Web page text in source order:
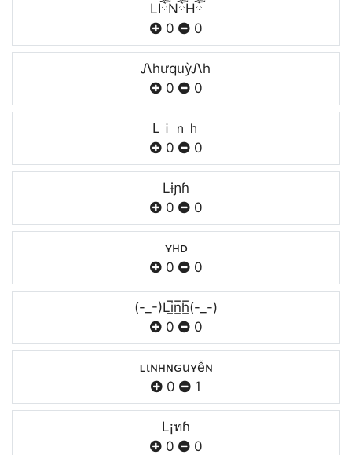
LIཽNཽHཽ
0
0
ᏁhưquỳᏁh
0
0
Lｉｎｈ
0
0
Lɨɲɦ
0
0
ʏнᴅ
0
0
(-_-)Li̲̅n̲̅h̲̅(-_-)
0
0
ʟιɴнɴԍuʏễɴ
0
1
L¡ทɦ
0
0